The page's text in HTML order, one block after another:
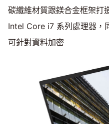
碳纖維材質跟鎂合金框架打
Intel Core i7 系列處理器，
可針對資料加密